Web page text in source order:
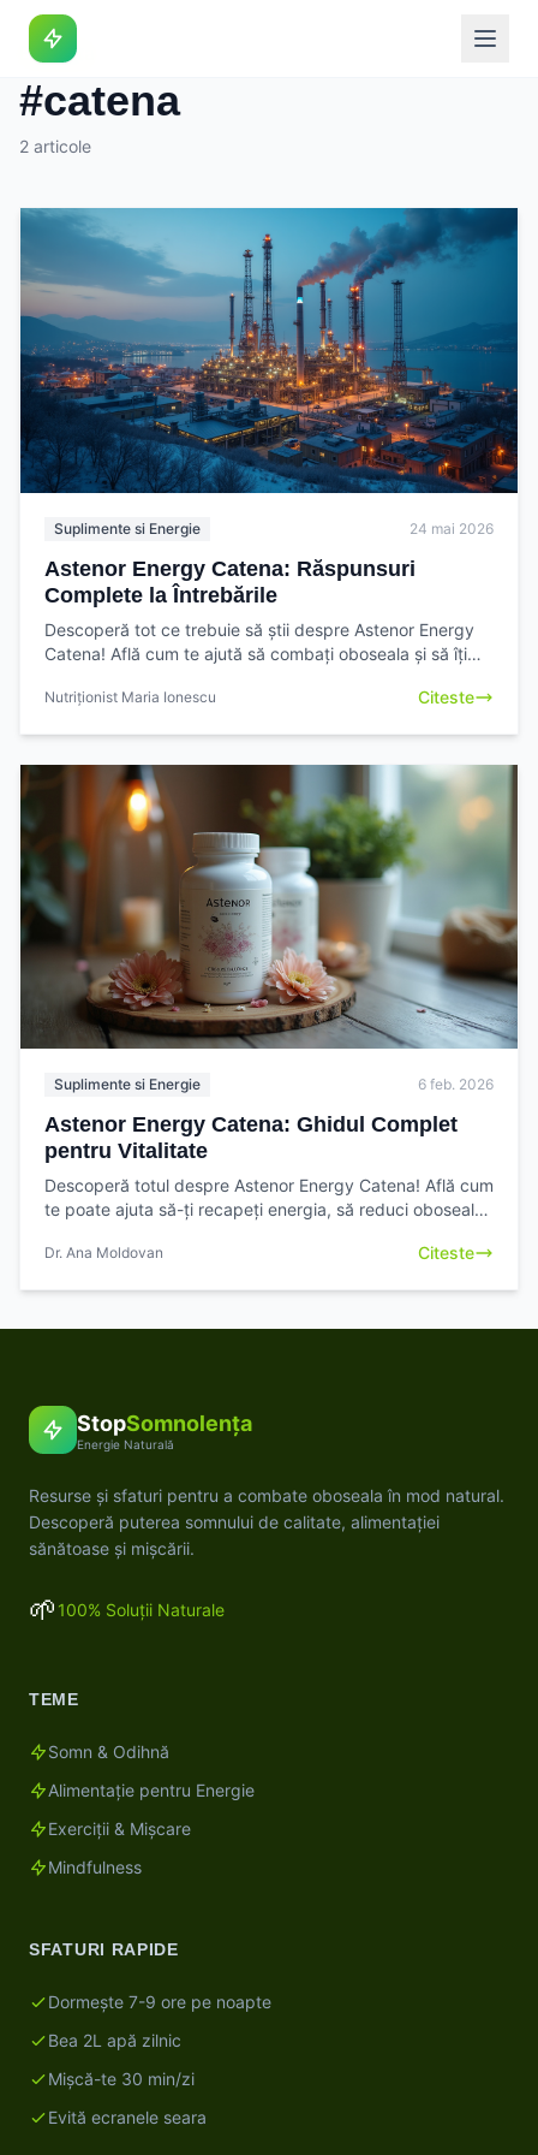
Eticheta
#catena
2 articole
Suplimente si Energie 24 mai 2026
Astenor Energy Catena: Răspunsuri
Complete la Întrebările
Descoperă tot ce trebuie să știi despre Astenor Energy
Catena! Află cum te ajută să combați oboseala și să îți
Nutriționist Maria Ionescu Citeste
Suplimente si Energie 6 feb. 2026
Astenor Energy Catena: Ghidul Complet
pentru Vitalitate
Descoperă totul despre Astenor Energy Catena! Află cum
te poate ajuta să-ți recapeți energia, să reduci oboseala
Dr. Ana Moldovan Citeste
StopSomnolența
Energie Naturală
Resurse și sfaturi pentru a combate oboseala în mod natural.
Descoperă puterea somnului de calitate, alimentației
sănătoase și mișcării.
🌱 100% Soluții Naturale
TEME
Somn & Odihnă
Alimentație pentru Energie
Exerciții & Mișcare
Mindfulness
SFATURI RAPIDE
Dormește 7-9 ore pe noapte
Bea 2L apă zilnic
Mișcă-te 30 min/zi
Evită ecranele seara